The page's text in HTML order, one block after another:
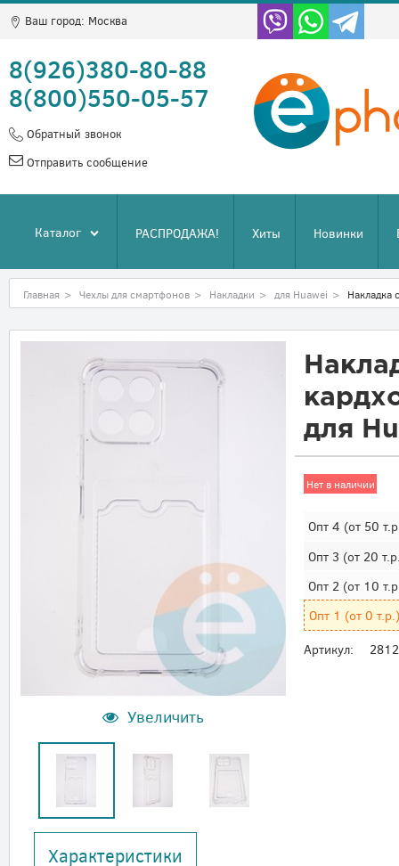
Ваш город: Москва
8(926)380-80-88
8(800)550-05-57
Обратный звонок
Отправить сообщение
Каталог РАСПРОДАЖА! Хиты Новинки
Главная > Чехлы для смартфонов > Накладки > для Huawei > Накладка
Увеличить
для
Нет в наличии
Опт 4 (от 50
Опт 3 (от 20
Опт 2(от 10
Опт 1 (от 0 т.р.)
Артикул:
Характеристики